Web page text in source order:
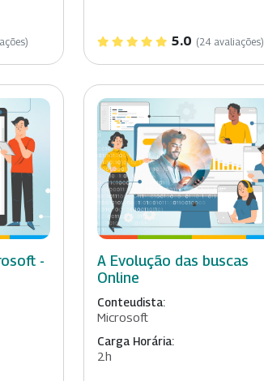
5.0 (24 avaliações)
-
A Evolução das buscas
Online
Conteudista:
Microsoft
Carga Horária:
2h